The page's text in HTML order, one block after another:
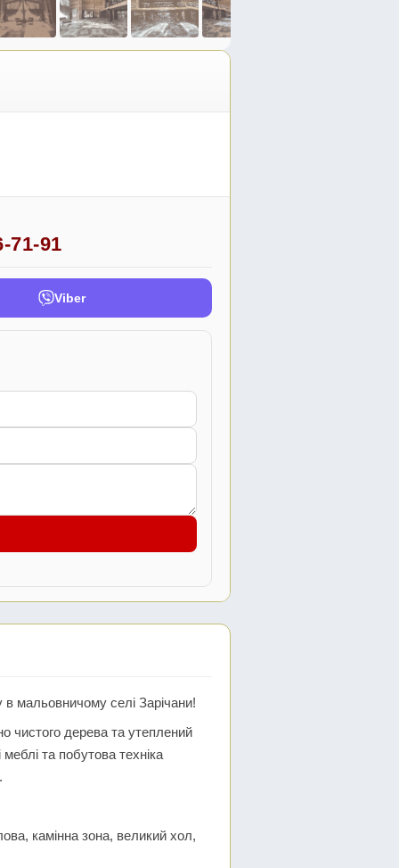
71-91
Viber
мальовничому селі Зарічани!
чистого дерева та утеплений
та побутова техніка
камінна зона, великий хол,